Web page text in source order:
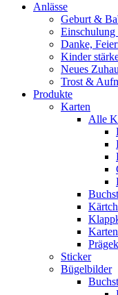
Anlässe
Geburt &
Einschulung
Danke,
Kinder
Neues
Trost &
Produkte
Karten
Alle
Sticker
Bügelbilder